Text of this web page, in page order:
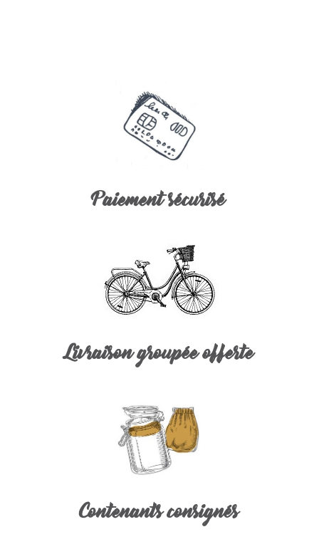
Paiement sécurisé
Livraison groupée offerte
Contenants consignés